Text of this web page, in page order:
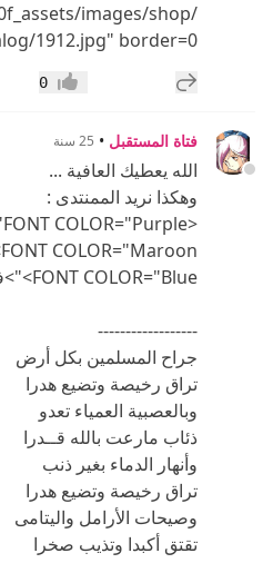
images/shop/
1912.jpg" border=0>
إضافة رد جديد إعجاب0
فتاة المستقبل • 25 سنة
الله يعطيك العافية ...
وهكذا نريد الممنتدى :
<FONT COLOR="Blue">فوائد وأحكام</FONT c>
------------------
جراح المسلمين بكل أرض
تراق رخيصة وتضيع هدرا
وبالعصبية العمياء تعدو
ذئاب مارعت بالله قــدرا
وأنهار الدماء بغير ذنب
تراق رخيصة وتضيع هدرا
وصيحات الأرامل واليتامى
تقتق أكبدا وتذيب صخرا